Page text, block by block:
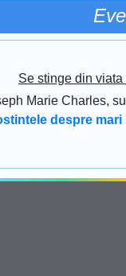
Se stinge din
Marie Charles,
despre